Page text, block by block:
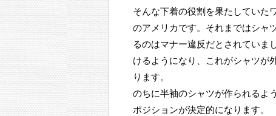
そんな下着の役割を果たしていた
のアメリカです。それまではシャ
るのはマナー違反だとされていま
けるようになり、これがシャツが
ります。
のちに半袖のシャツが作られるよ
ポジションが決定的になります。